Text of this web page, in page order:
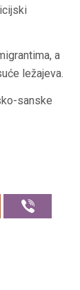
a
ležajeva.
sanske